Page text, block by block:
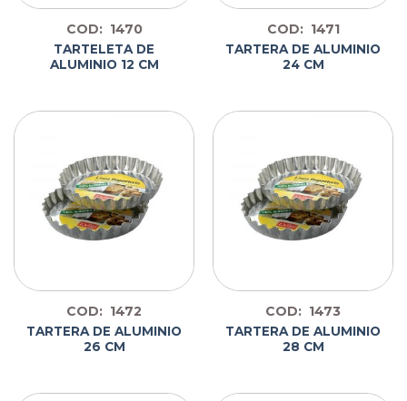
COD: 1470
TARTELETA DE
ALUMINIO 12 CM
COD: 1471
TARTERA DE ALUMINIO
24 CM
COD: 1472
TARTERA DE ALUMINIO
26 CM
COD: 1473
TARTERA DE ALUMINIO
28 CM